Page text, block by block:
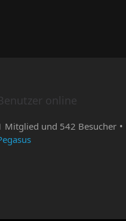
online
Mitglied und 542 Besucher